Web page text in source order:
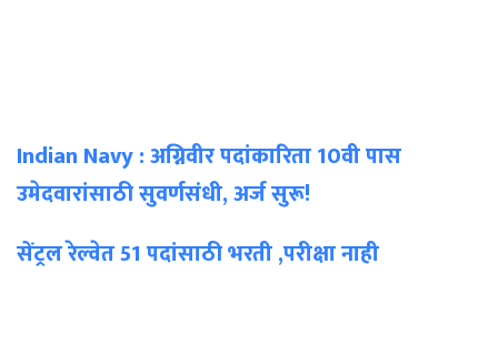
Indian Navy : अग्निवीर पदांकारिता 10वी पास
उमेदवारांसाठी सुवर्णसंधी, अर्ज सुरू!
सेंट्रल रेल्वेत 51 पदांसाठी भरती ,परीक्षा नाही